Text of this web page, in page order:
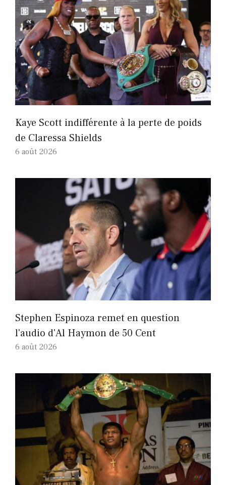
Kaye Scott indifférente à la perte de poids
de Claressa Shields
6 août 2026
Stephen Espinoza remet en question
l'audio d'Al Haymon de 50 Cent
6 août 2026